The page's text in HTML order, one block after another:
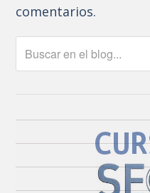
comentarios.